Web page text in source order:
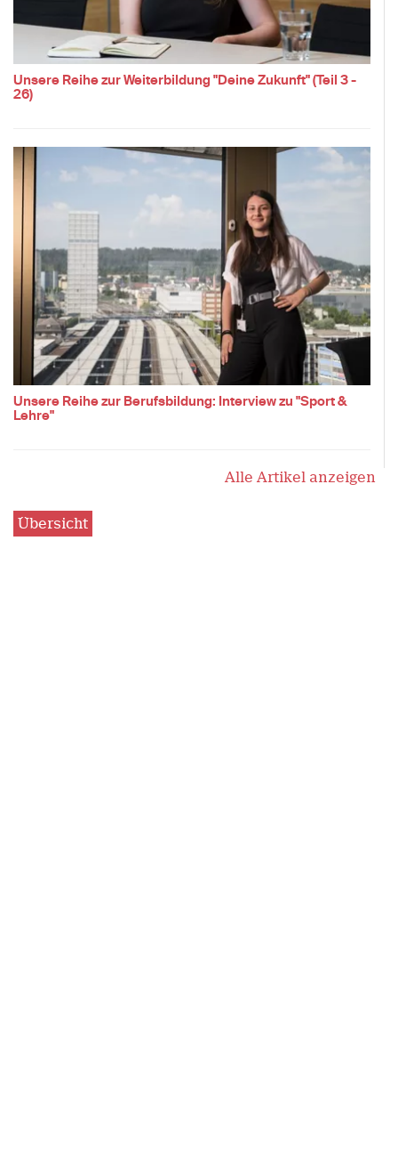
Unsere Reihe zur Weiterbildung "Deine Zukunft" (Teil 3 -
26)
Unsere Reihe zur Berufsbildung: Interview zu "Sport &
Lehre"
Alle Artikel anzeigen
Übersicht